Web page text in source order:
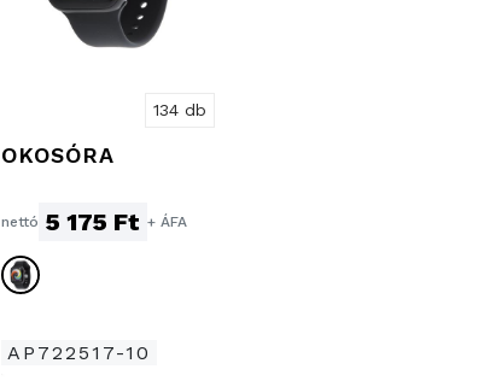
134 db
OKOSÓRA
nettó 5 175 Ft + ÁFA
AP722517-10